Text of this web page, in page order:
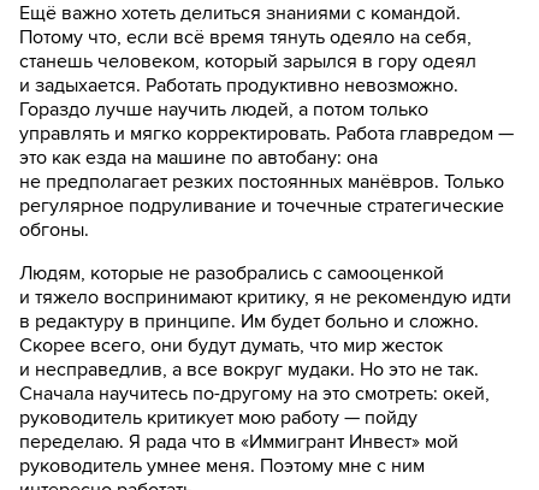
Ещё важно хотеть делиться знаниями с командой.
Потому что, если всё время тянуть одеяло на себя,
станешь человеком, который зарылся в гору одеял
и задыхается. Работать продуктивно невозможно.
Гораздо лучше научить людей, а потом только
управлять и мягко корректировать. Работа главредом —
это как езда на машине по автобану: она
не предполагает резких постоянных манёвров. Только
регулярное подруливание и точечные стратегические
обгоны.
Людям, которые не разобрались с самооценкой
и тяжело воспринимают критику, я не рекомендую идти
в редактуру в принципе. Им будет больно и сложно.
Скорее всего, они будут думать, что мир жесток
и несправедлив, а все вокруг мудаки. Но это не так.
Сначала научитесь по-другому на это смотреть: окей,
руководитель критикует мою работу — пойду
переделаю. Я рада что в «Иммигрант Инвест» мой
руководитель умнее меня. Поэтому мне с ним